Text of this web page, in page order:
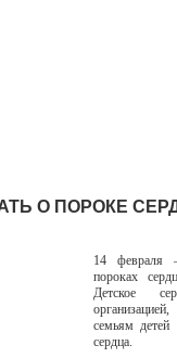
О ПОРОКЕ
14 февраля
пороках
Детское
семьям
сердца.